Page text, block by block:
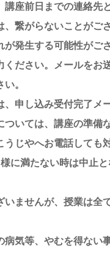
講座前日までの連絡
、繋がらないことがご
発生する可能性がご
ください。メールをお
。
、申し込み受付完了メ
ついては、講座の準備
じやへお電話しても
様に満たない時は中止
いませんが、授業は
病気等、やむを得ない